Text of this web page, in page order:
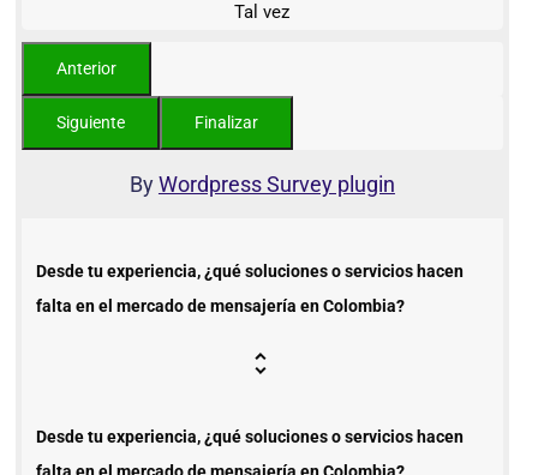
Tal vez
ByWordpress Survey plugin
Desde tu experiencia, ¿qué soluciones o servicios hacen
falta en el mercado de mensajería en Colombia?
Desde tu experiencia, ¿qué soluciones o servicios hacen